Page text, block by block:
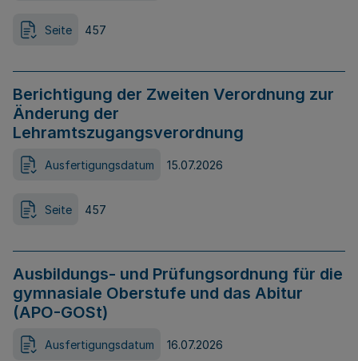
Seite 457
Berichtigung der Zweiten Verordnung zur
Änderung der
Lehramtszugangsverordnung
Ausfertigungsdatum 15.07.2026
Seite 457
Ausbildungs- und Prüfungsordnung für die
gymnasiale Oberstufe und das Abitur
(APO-GOSt)
Ausfertigungsdatum 16.07.2026